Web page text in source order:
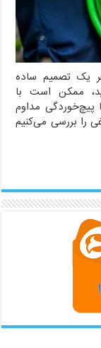
یک تصمیم ساده
ممکن است با
پیچ‌خوردگی مداوم
را بررسی می‌کنیم